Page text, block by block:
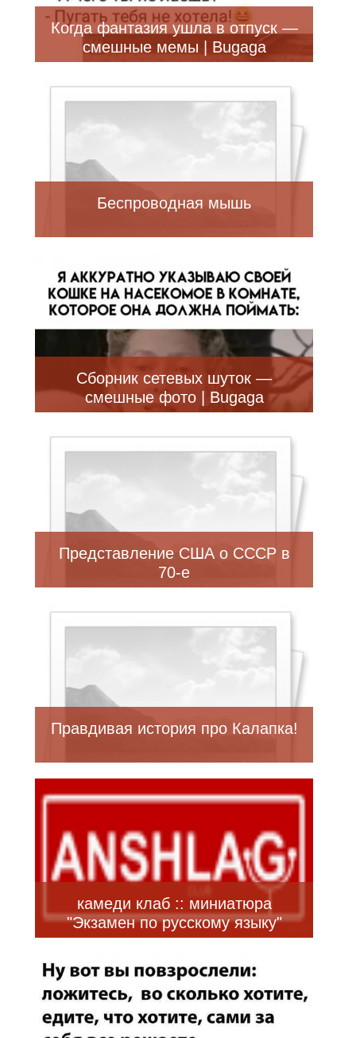
Когда фантазия ушла в отпуск —
смешные мемы | Bugaga
Беспроводная мышь
Сборник сетевых шуток —
смешные фото | Bugaga
Представление США о СССР в
70-e
Правдивая история про Калапка!
камеди клаб :: миниатюра
"Экзамен по русскому языку"